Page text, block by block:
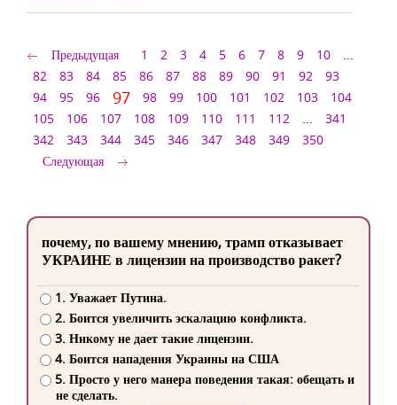
Предыдущая 1 2 3 4 5 6 7 8 9 10
...
82
83 84 85 86 87 88 89 90 91 92
93
94
95 96 97 98 99 100 101 102 103
104
105
106 107 108 109 110 111 112 ...
341
342
343 344 345 346 347 348 349
350
Следующая
почему, по вашему мнению, трамп отказывает
УКРАИНЕ в лицензии на производство ракет?
1. Уважает Путина.
2. Боится увеличить эскалацию конфликта.
3. Никому не дает такие лицензии.
4. Боится нападения Украины на США
5. Просто у него манера поведения такая: обещать и
не сделать.